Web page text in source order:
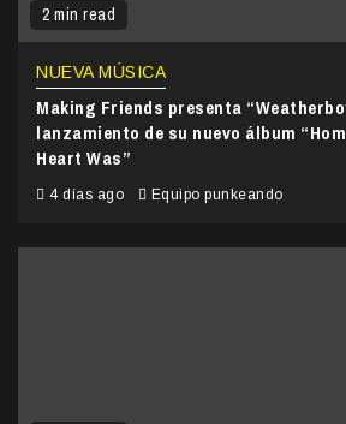
2 min read
NUEVA MÚSICA
Making Friends presenta
lanzamiento de su nuevo álbum
Heart Was”
4 días ago Equipo punkeando